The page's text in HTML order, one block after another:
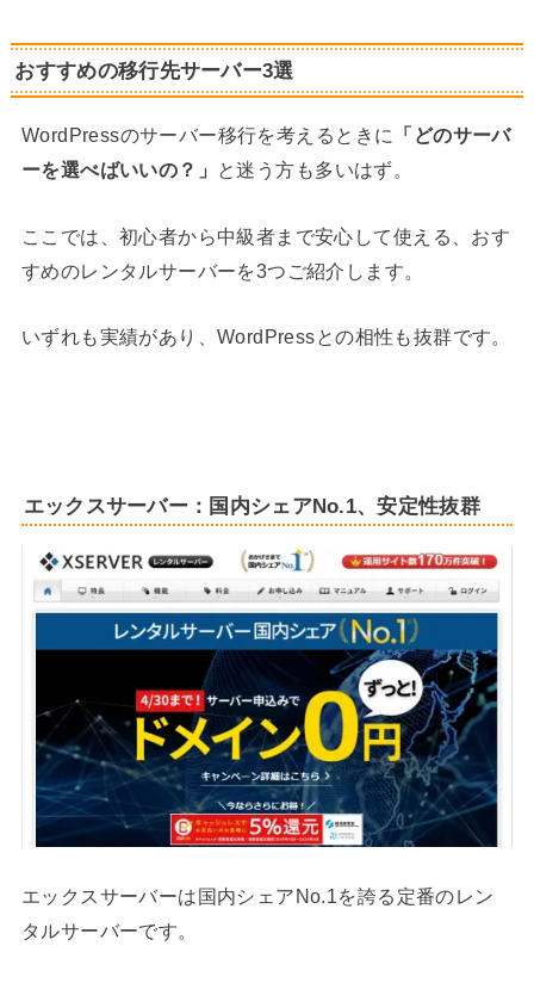
おすすめの移行先サーバー3選
WordPressのサーバー移行を考えるときに
「どのサーバ
ーを選べばいいの？」
と迷う方も多いはず。
ここでは、初心者から中級者まで安心して使える、おす
すめのレンタルサーバーを3つご紹介します。
いずれも実績があり、WordPressとの相性も抜群です。
エックスサーバー：国内シェアNo.1、安定性抜群
エックスサーバーは国内シェアNo.1を誇る定番のレン
タルサーバーです。